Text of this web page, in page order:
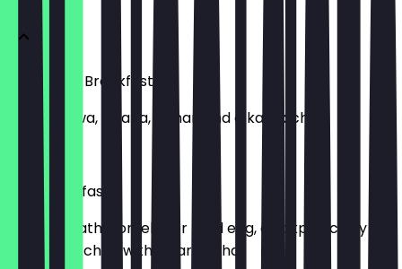
Halwa Pori Breakfast
2 Pori, Halwa, Chana, Achar, and a karak chai
£ 6,49
Desi Breakfast
Lacha paratha, omelet or fried egg, chickpea curry
(Chana), Achar, with a karak chai